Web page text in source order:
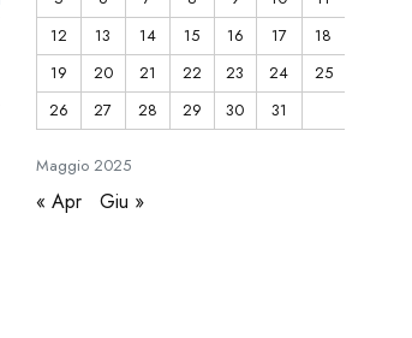
Maggio2025
12
13 14 15 16 17
18
19
20 21 22 23 24
25
26
27 28 29 30 31
« Apr Giu »